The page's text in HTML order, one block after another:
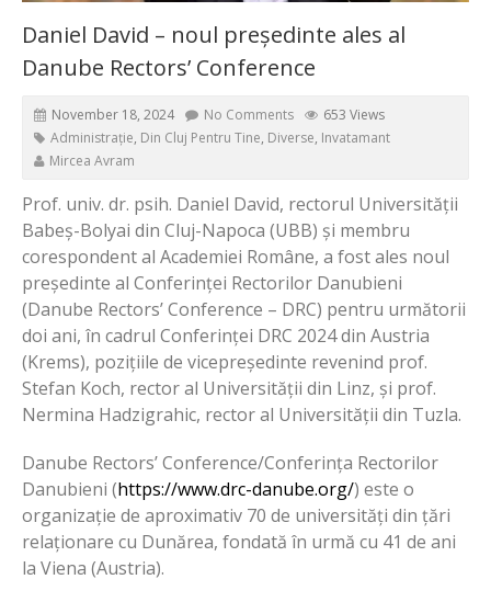
Daniel David – noul președinte ales al
Danube Rectors’ Conference
November 18, 2024 No Comments
653 Views
Administrație, Din Cluj Pentru Tine, Diverse, Invatamant
Mircea Avram
Prof. univ. dr. psih. Daniel David, rectorul Universității
Babeș-Bolyai din Cluj-Napoca (UBB) și membru
corespondent al Academiei Române, a fost ales noul
președinte al Conferinței Rectorilor Danubieni
(Danube Rectors’ Conference – DRC) pentru următorii
doi ani, în cadrul Conferinței DRC 2024 din Austria
(Krems), pozițiile de vicepreședinte revenind prof.
Stefan Koch, rector al Universității din Linz, și prof.
Nermina Hadzigrahic, rector al Universității din Tuzla.
Danube Rectors’ Conference/Conferința Rectorilor
Danubieni (https://www.drc-danube.org/) este o
organizație de aproximativ 70 de universități din țări
relaționare cu Dunărea, fondată în urmă cu 41 de ani
la Viena (Austria).